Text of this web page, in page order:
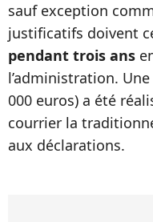
sauf exception
justificatifs doivent
pendant trois ans
l’administration.
000 euros) a été
courrier la
aux déclarations.